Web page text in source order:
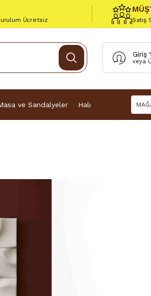
Ücretsiz Satış
Giriş
veya
ve Sandalyeler Halı